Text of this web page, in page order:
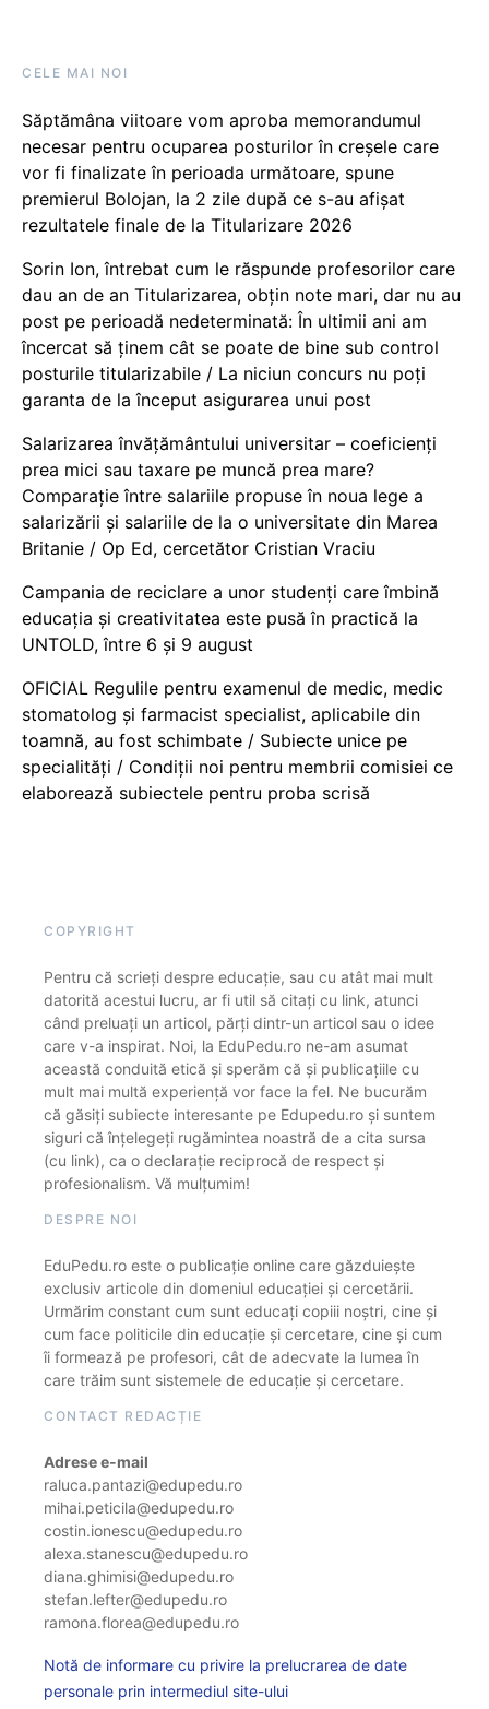
CELE MAI NOI
Săptămâna viitoare vom aproba memorandumul
necesar pentru ocuparea posturilor în creșele care
vor fi finalizate în perioada următoare, spune
premierul Bolojan, la 2 zile după ce s-au afișat
rezultatele finale de la Titularizare 2026
Sorin Ion, întrebat cum le răspunde profesorilor care
dau an de an Titularizarea, obțin note mari, dar nu au
post pe perioadă nedeterminată: În ultimii ani am
încercat să ținem cât se poate de bine sub control
posturile titularizabile / La niciun concurs nu poți
garanta de la început asigurarea unui post
Salarizarea învățământului universitar – coeficienți
prea mici sau taxare pe muncă prea mare?
Comparație între salariile propuse în noua lege a
salarizării și salariile de la o universitate din Marea
Britanie / Op Ed, cercetător Cristian Vraciu
Campania de reciclare a unor studenți care îmbină
educația și creativitatea este pusă în practică la
UNTOLD, între 6 și 9 august
OFICIAL Regulile pentru examenul de medic, medic
stomatolog și farmacist specialist, aplicabile din
toamnă, au fost schimbate / Subiecte unice pe
specialități / Condiții noi pentru membrii comisiei ce
elaborează subiectele pentru proba scrisă
COPYRIGHT
Pentru că scrieți despre educație, sau cu atât mai mult
datorită acestui lucru, ar fi util să citați cu link, atunci
când preluați un articol, părți dintr-un articol sau o idee
care v-a inspirat. Noi, la EduPedu.ro ne-am asumat
această conduită etică și sperăm că și publicațiile cu
mult mai multă experiență vor face la fel. Ne bucurăm
că găsiți subiecte interesante pe Edupedu.ro și suntem
siguri că înțelegeți rugămintea noastră de a cita sursa
(cu link), ca o declarație reciprocă de respect și
profesionalism. Vă mulțumim!
DESPRE NOI
EduPedu.ro este o publicație online care găzduiește
exclusiv articole din domeniul educației și cercetării.
Urmărim constant cum sunt educați copiii noștri, cine și
cum face politicile din educație și cercetare, cine și cum
îi formează pe profesori, cât de adecvate la lumea în
care trăim sunt sistemele de educație și cercetare.
CONTACT REDACȚIE
Adrese e-mail
raluca.pantazi@edupedu.ro
mihai.peticila@edupedu.ro
costin.ionescu@edupedu.ro
alexa.stanescu@edupedu.ro
diana.ghimisi@edupedu.ro
stefan.lefter@edupedu.ro
ramona.florea@edupedu.ro
Notă de informare cu privire la prelucrarea de date
personale prin intermediul site-ului